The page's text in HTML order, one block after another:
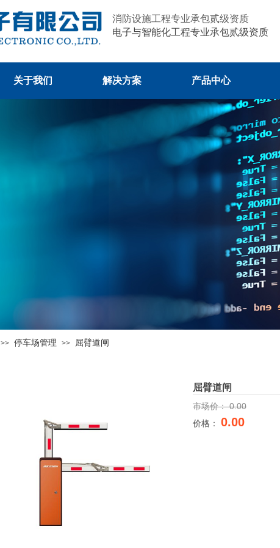
消防设施工程专业承包贰级资质
电子与智能化工程专业承包贰级资质
关于我们 解决方案 产品中心
>> 停车场管理 >> 屈臂道闸
屈臂道闸
市场价：0.00
价格： 0.00